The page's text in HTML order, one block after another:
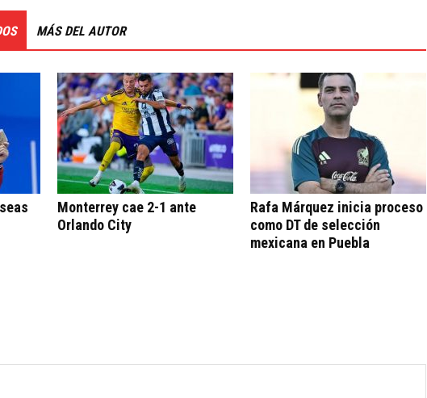
MÁS DEL AUTOR
Monterrey cae 2-1 ante
Orlando City
Rafa Márquez inicia proceso
como DT de selección
mexicana en Puebla